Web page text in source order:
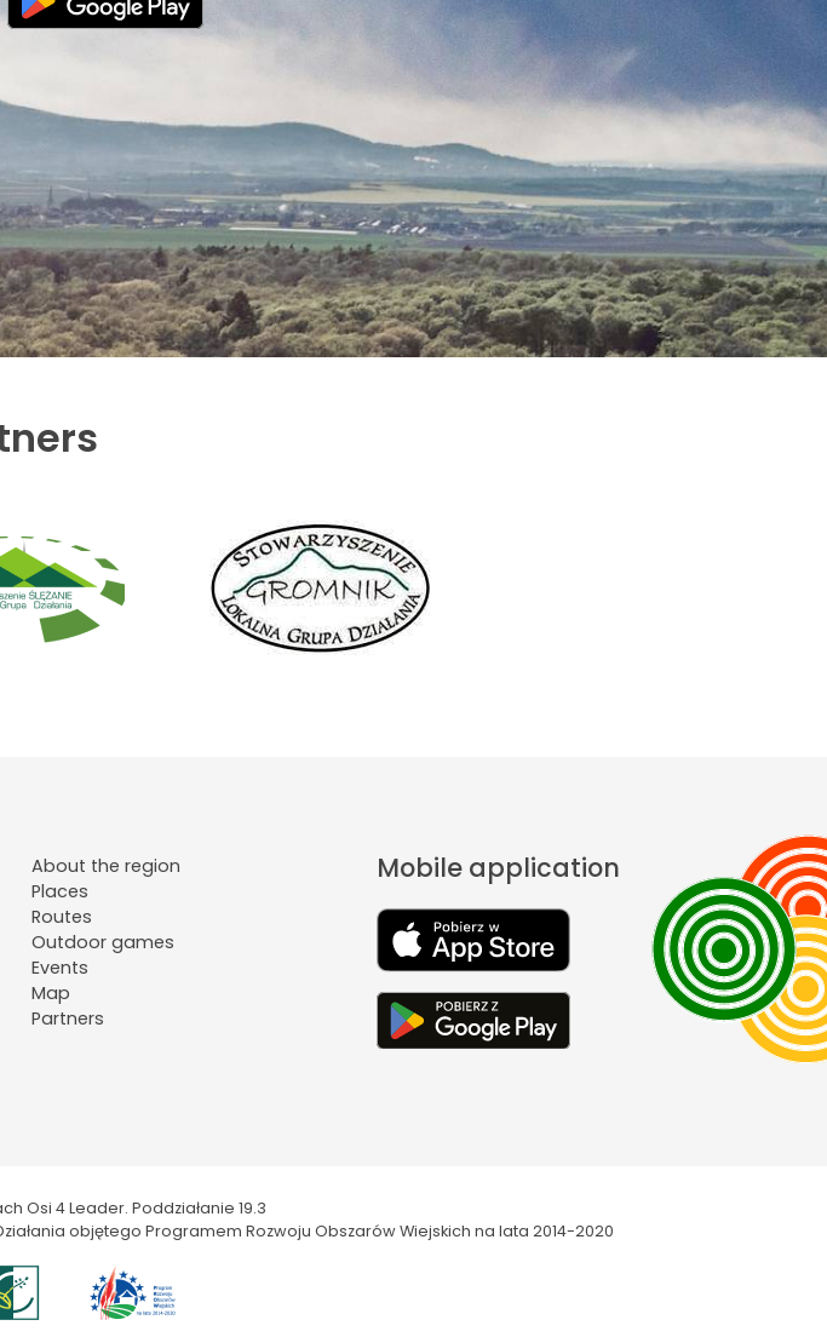
About the region
Places
Routes
Outdoor games
Events
Map
Partners
Mobile application
Osi 4 Leader. Poddziałanie 19.3
objętego Programem Rozwoju Obszarów Wiejskich na lata 2014-2020